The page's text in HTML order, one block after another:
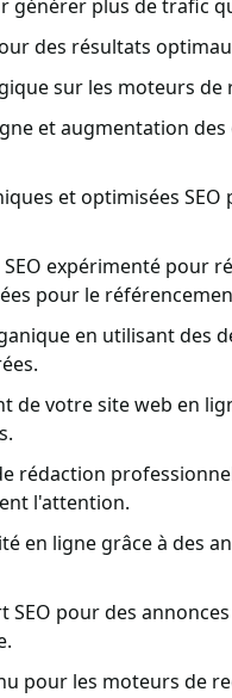
générer plus de trafic
des résultats
sur les moteurs de
et augmentation
et optimisées
expérimenté pour
pour le
en utilisant des
de votre site web en
rédaction
l'attention.
en ligne grâce à des
SEO pour des
pour les moteurs de